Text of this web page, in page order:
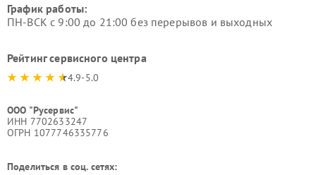
График работы:
ПН-ВСК с 9:00 до 21:00 без перерывов и выходных
Рейтинг сервисного центра
4.9-5.0
ООО "Русервис"
ИНН 7702633247
ОГРН 1077746335776
Поделиться в соц. сетях: